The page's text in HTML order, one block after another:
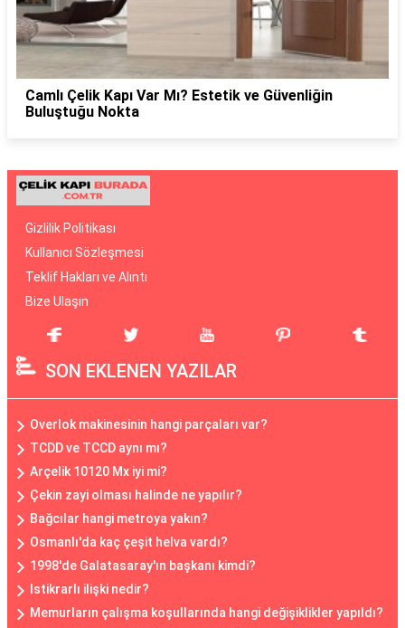
Camlı Çelik Kapı Var Mı? Estetik ve Güvenliğin
Buluştuğu Nokta
Gizlilik Politikası
Kullanıcı Sözleşmesi
Teklif Hakları ve Alıntı
Bize Ulaşın
SON EKLENEN YAZILAR
Overlok makinesinin hangi parçaları var?
TCDD ve TCCD aynı mı?
Arçelik 10120 Mx iyi mi?
Çekin zayi olması halinde ne yapılır?
Bağcılar hangi metroya yakın?
Osmanlı'da kaç çeşit helva vardı?
1998'de Galatasaray'ın başkanı kimdi?
Istikrarlı ilişki nedir?
Memurların çalışma koşullarında hangi değişiklikler yapıldı?